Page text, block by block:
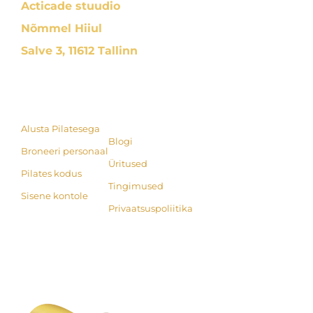
Acticade stuudio
Nõmmel Hiiul
Salve 3, 11612 Tallinn
Alusta Pilatesega
Broneeri personaal
Pilates kodus
Sisene kontole
Blogi
Üritused
Tingimused
Privaatsuspoliitika